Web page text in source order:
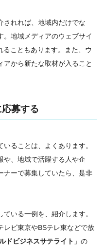
されれば、地域内だけでな
。地域メディアのウェブサイ
ることもあります。また、ウ
アから新たな取材が入ること
応募する
ることは、よくあります。
や、地域で活躍する人や企
ナーで募集していたら、是非
いる一例を、紹介します。
レビ東京やBSテレ東などで放
ドビジネスサテライト 」の